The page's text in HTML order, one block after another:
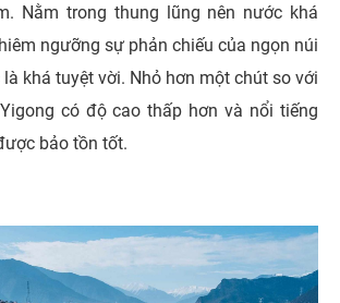
Nằm trong thung lũng nên nước khá
ngưỡng sự phản chiếu của ngọn núi
khá tuyệt vời. Nhỏ hơn một chút so với
có độ cao thấp hơn và nổi tiếng
bảo tồn tốt.